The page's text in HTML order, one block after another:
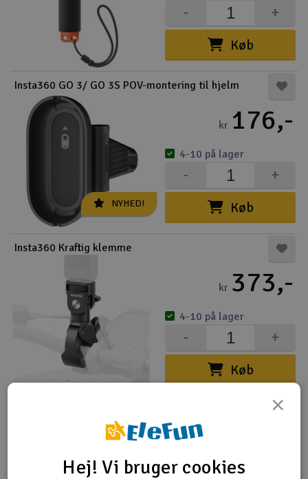
Køb
+
-
NYHED!
Insta360 GO 3/ GO 3S POV-montering til hjelm
kr 176,-
Køb
+
-
4-10 på lager
Insta360 Kraftig klemme
kr 373,-
Køb
+
-
4-10 på lager
×
Hej! Vi bruger cookies